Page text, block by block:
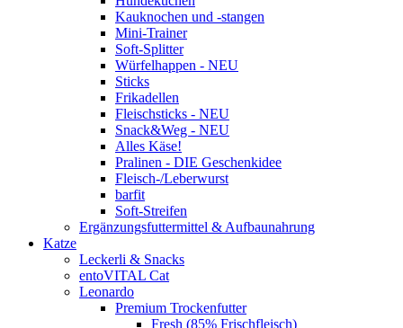
Kauknochen und -stangen
Mini-Trainer
Soft-Splitter
Würfelhappen - NEU
Sticks
Frikadellen
Fleischsticks - NEU
Snack&Weg - NEU
Alles Käse!
Pralinen - DIE Geschenkidee
Fleisch-/Leberwurst
barfit
Soft-Streifen
Ergänzungsfuttermittel & Aufbaunahrung
Katze
Leckerli & Snacks
entoVITAL Cat
Leonardo
Premium Trockenfutter
Fresh (85% Frischfleisch)